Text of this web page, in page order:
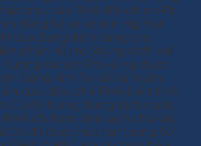
phụ của RHA đối với ion Pb
đáng kể so với ion Hg. Hạt
của dung dịch càng cao,
phân hỗ trợ (dung dịch kali
các ion Pb và Hg được
Đặng Kim Tại và Vũ Xuân
cứu điều chế RHA biến tính
Cu (II) trong dung dịch nước,
đã được làm sạch cho vào
đã được hòa tan trong 50